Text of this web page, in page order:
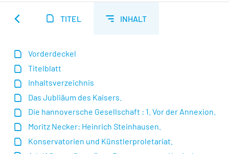
TITEL INHALT
Vorderdeckel
Titelblatt
Inhaltsverzeichnis
Das Jubliäum des Kaisers.
Die hannoversche Gesellschaft : 1. Vor der Annexion.
Moritz Necker: Heinrich Steinhausen.
Konservatorien und Künstlerproletariat.